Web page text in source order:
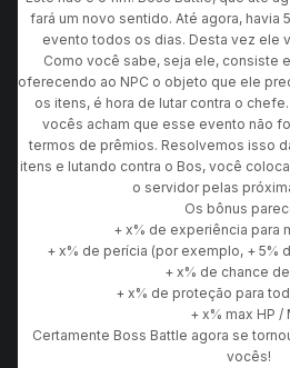
fará um novo sentido. Até agora, havia
evento todos os dias. Desta vez ele
Como você sabe, seja ele, consiste
oferecendo ao NPC o objeto que ele
os itens, é hora de lutar contra o
vocês acham que esse evento não
termos de prêmios. Resolvemos isso
itens e lutando contra o Bos, você
o servidor pelas
Os bônus
+ x% de experiência para
+ x% de perícia (por exemplo, + 5%
+ x% de chance
+ x% de proteção para
+ x% max HP /
Certamente Boss Battle agora se
vocês!